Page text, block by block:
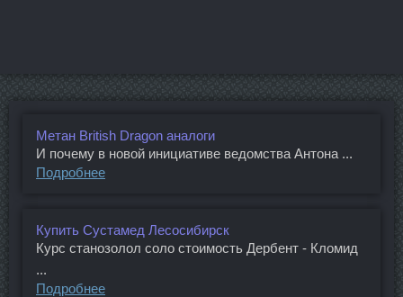
Метан British Dragon аналоги
И почему в новой инициативе ведомства Антона ...
Подробнее
Купить Сустамед Лесосибирск
Курс станозолол соло стоимость Дербент - Кломид
...
Подробнее